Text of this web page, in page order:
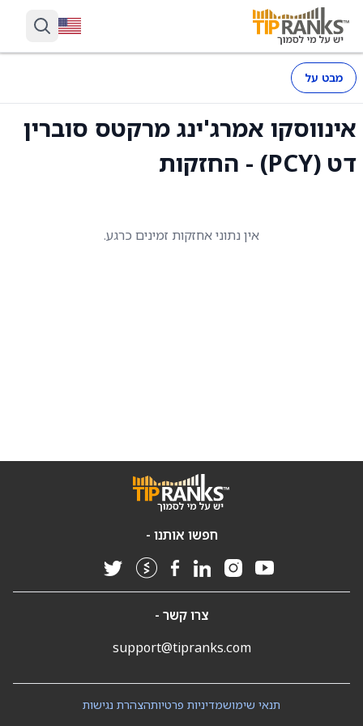
מבט על
אינווסקו אמרג'ינג מרקטס סוברין
דט (PCY) - החזקות
אין נתוני אחזקות זמינים כרגע.
חפשו אותנו -
צרו קשר -
support@tipranks.com
הצהרת נגישותמדיניות פרטיותתנאי שימוש